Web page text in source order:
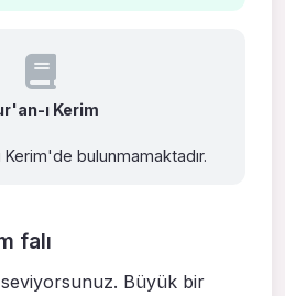
ı Kerim
bulunmamaktadır.
falı
Büyük bir